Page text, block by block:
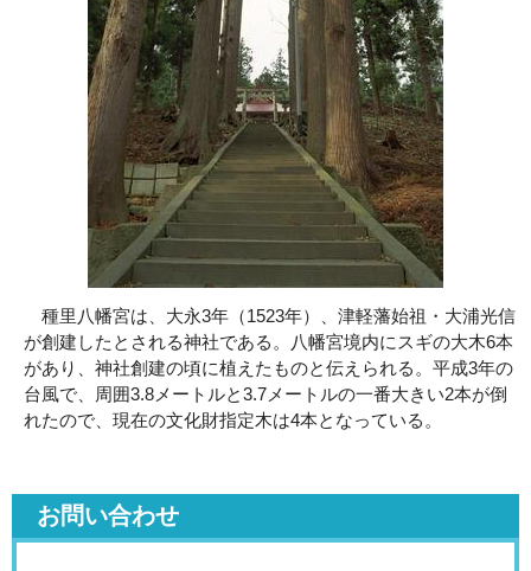
種里八幡宮は、大永3年（1523年）、津軽藩始祖・大浦光信
が創建したとされる神社である。八幡宮境内にスギの大木6本
があり、神社創建の頃に植えたものと伝えられる。平成3年の
台風で、周囲3.8メートルと3.7メートルの一番大きい2本が倒
れたので、現在の文化財指定木は4本となっている。
お問い合わせ